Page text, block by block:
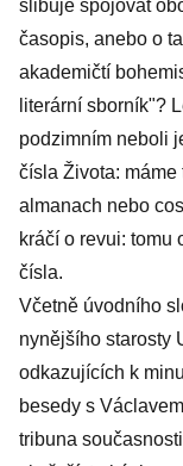
slibuje spojovat
časopis, anebo o
akademičtí
literární sborník"?
podzimním neboli
čísla Života:
almanach nebo
kráčí o revui: tomu
čísla.
Včetně úvodního
nynějšího starosty
odkazujících k
besedy s
tribuna